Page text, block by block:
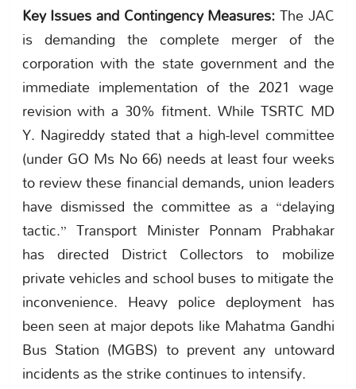
Key Issues and Contingency Measures:The JAC
is demanding the complete merger of the
corporation with the state government and the
immediate implementation of the 2021 wage
revision with a 30% fitment. While TSRTC MD
Y. Nagireddy stated that a high-level committee
(under GO Ms No 66) needs at least four weeks
to review these financial demands, union leaders
have dismissed the committee as a “delaying
tactic.” Transport Minister Ponnam Prabhakar
has directed District Collectors to mobilize
private vehicles and school buses to mitigate the
inconvenience. Heavy police deployment has
been seen at major depots like Mahatma Gandhi
Bus Station (MGBS) to prevent any untoward
incidents as the strike continues to intensify.